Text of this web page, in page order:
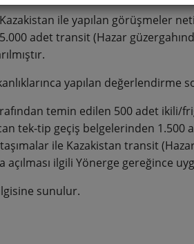
ile yapılan görüşmeler
5.000 adet transit (Hazar
yapılan değerlendirme
temin edilen 500 adet ikili/
tek-tip geçiş belgelerinden 1.500
ile Kazakistan transit
açılması ilgili Yönerge gereğince
sunulur.